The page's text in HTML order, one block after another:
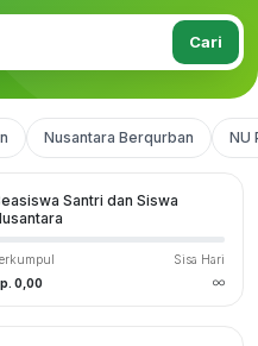
Cari
Nusantara Berqurban NU
Santri dan Siswa
0,00
Sisa Hari